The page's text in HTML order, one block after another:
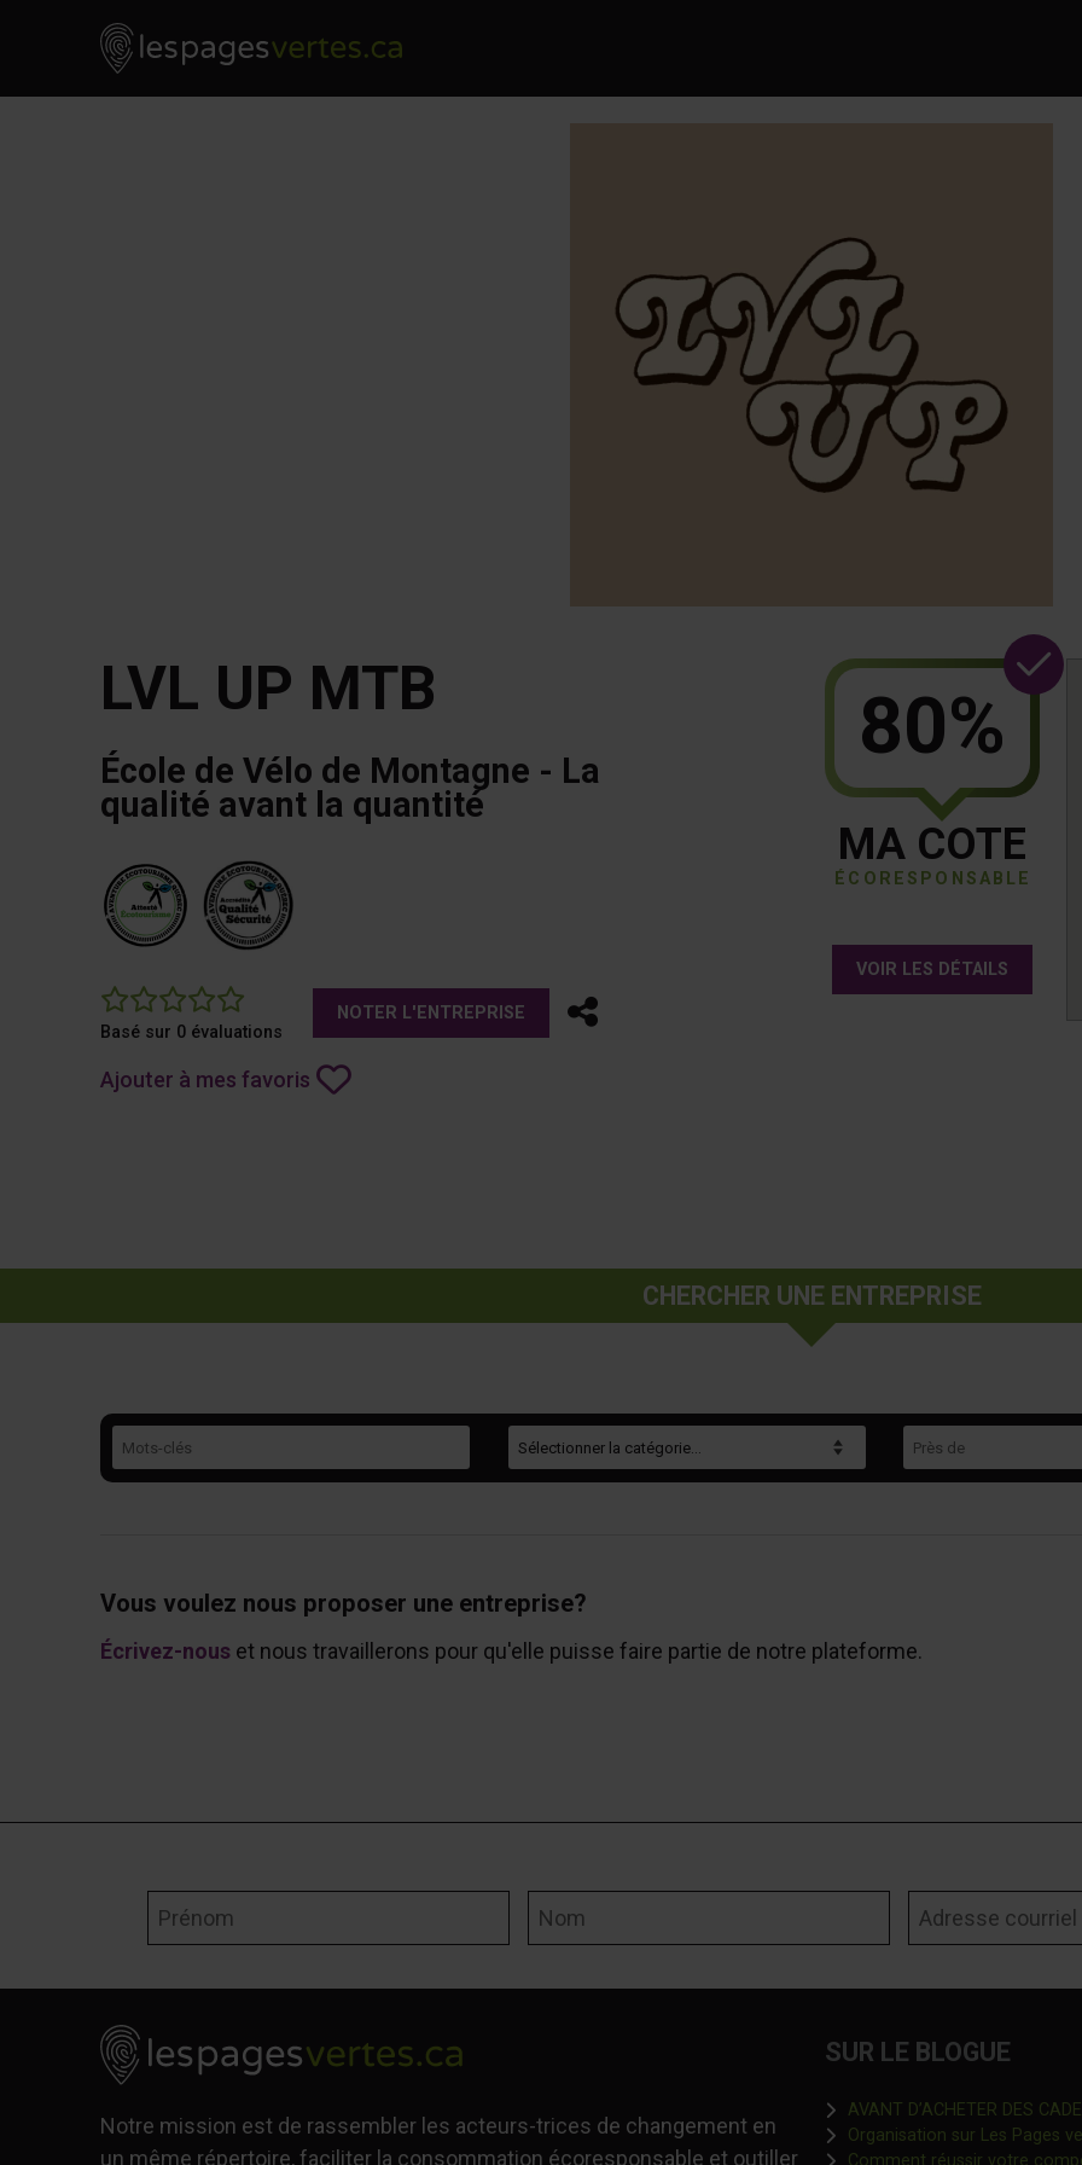
Skip to contentLes Pages Vertes - Go to homepage
LVL UP MTB
École de Vélo de Montagne - La
qualité avant la quantité
0
Basé sur 0 évaluations
NOTER L'ENTREPRISE Partager
Ajouter à mes favoris
80%
MA COTE
ÉCORESPONSABLE
VOIR LES DÉTAILS
CHERCHER UNE ENTREPRISE
Vous voulez nous proposer une entreprise?
Écrivez-nouset nous travaillerons pour qu'elle puisse faire partie de notre plateforme.
Notre mission est de rassembler les acteurs-trices de changement en
un même répertoire, faciliter la consommation écoresponsable et outiller
SUR LE BLOGUE
AVANT D’ACHETER DES
Organisation sur Les Pages